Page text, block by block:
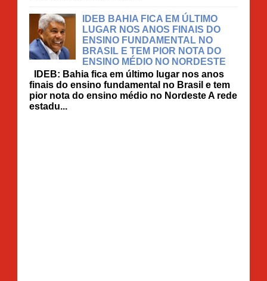
IDEB BAHIA FICA EM ÚLTIMO
LUGAR NOS ANOS FINAIS DO
ENSINO FUNDAMENTAL NO
BRASIL E TEM PIOR NOTA DO
ENSINO MÉDIO NO NORDESTE
IDEB: Bahia fica em último lugar nos anos
finais do ensino fundamental no Brasil e tem
pior nota do ensino médio no Nordeste A rede
estadu...